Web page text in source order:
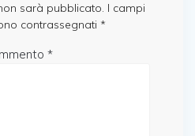
sarà pubblicato. I campi
contrassegnati *
*